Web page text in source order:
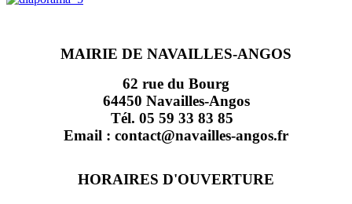
MAIRIE DE NAVAILLES-ANGOS
62 rue du Bourg
64450 Navailles-Angos
Tél. 05 59 33 83 85
Email : contact@navailles-angos.fr
HORAIRES D'OUVERTURE